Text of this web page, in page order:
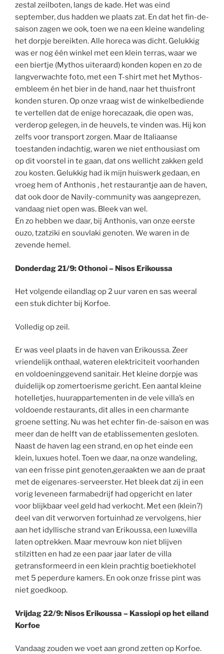
zestal zeilboten, langs de kade. Het was eind
september, dus hadden we plaats zat. En dat het fin-de-
saison zagen we ook, toen we na een kleine wandeling
het dorpje bereikten. Alle horeca was dicht. Gelukkig
was er nog één winkel met een klein terras, waar we
een biertje (Mythos uiteraard) konden kopen en zo de
langverwachte foto, met een T-shirt met het Mythos-
embleem én het bier in de hand, naar het thuisfront
konden sturen. Op onze vraag wist de winkelbediende
te vertellen dat de enige horecazaak, die open was,
verderop gelegen, in de heuvels, te vinden was. Hij kon
zelfs voor transport zorgen. Maar de Italiaanse
toestanden indachtig, waren we niet enthousiast om
op dit voorstel in te gaan, dat ons wellicht zakken geld
zou kosten. Gelukkig had ik mijn huiswerk gedaan, en
vroeg hem of Anthonis , het restaurantje aan de haven,
dat ook door de Navily-community was aangeprezen,
vandaag niet open was. Bleek van wel.
En zo hebben we daar, bij Anthonis, van onze eerste
ouzo, tzatziki en souvlaki genoten. We waren in de
zevende hemel.
Donderdag 21/9: Othonoi – Nisos Erikoussa
Het volgende eilandlag op 2 uur varen en sas weeral
een stuk dichter bij Korfoe.
Volledig op zeil.
Er was veel plaats in de haven van Erikoussa. Zeer
vriendelijk onthaal, wateren elektriciteit voorhanden
en voldoeninggevend sanitair. Het kleine dorpje was
duidelijk op zomertoerisme gericht. Een aantal kleine
hotelletjes, huurappartementen in de vele villa’s en
voldoende restaurants, dit alles in een charmante
groene setting. Nu was het echter fin-de-saison en was
meer dan de helft van de etablissementen gesloten.
Naast de haven lag een strand, en op het einde een
klein, luxues hotel. Toen we daar, na onze wandeling,
van een frisse pint genoten,geraakten we aan de praat
met de eigenares-serveerster. Het bleek dat zij in een
vorig leveneen farmabedrijf had opgericht en later
voor blijkbaar veel geld had verkocht. Met een (klein?)
deel van dit verworven fortuinhad ze vervolgens, hier
aan het idyllische strand van Erikoussa, een luxevilla
laten optrekken. Maar mevrouw kon niet blijven
stilzitten en had ze een paar jaar later de villa
getransformeerd in een klein prachtig boetiekhotel
met 5 peperdure kamers. En ook onze frisse pint was
niet goedkoop.
Vrijdag 22/9: Nisos Erikoussa – Kassiopi op het eiland
Korfoe
Vandaag zouden we voet aan grond zetten op Korfoe.